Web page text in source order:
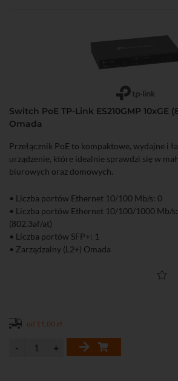
Switch PoE TP-Link ES210GMP 10xGE
Omada
Przełącznik PoE to kompaktowe, wydajne i
urządzenie, które idealnie sprawdzi się w
biurowych oraz domowych.
• Liczba portów Ethernet 10/100 Mb/s: 0
• Liczba portów Ethernet 10/100/1000 Mb/
(802.3af/at)
• Liczba portów SFP+: 1
• Zarządzalny (L2+) Omada
od 11,00 zł